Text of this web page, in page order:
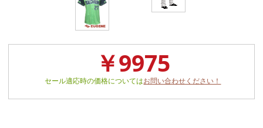
￥9975
セール適応時の価格についてはお問い合わせください！